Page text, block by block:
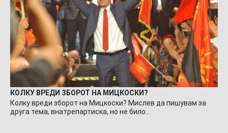
КОЛКУ ВРЕДИ ЗБОРОТ НА МИЦКОСКИ?
Колку вреди зборот на Мицкоски? Мислев да пишувам за
друга тема, внатрепартиска, но не било…